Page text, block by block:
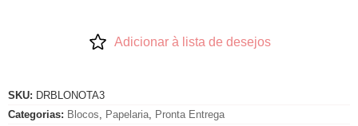
Adicionar à lista de desejos
SKU: DRBLONOTA3
Categorias: Blocos Papelaria Pronta Entrega